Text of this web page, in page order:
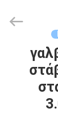
ΣΠΊΤΙ
products